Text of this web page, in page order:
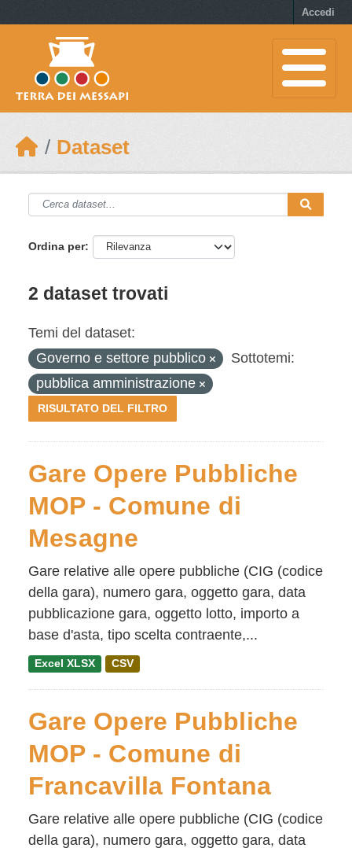
Accedi
Dataset
Ordina per
2 dataset trovati
Temi del dataset:
Governo e settore pubblico
Sottotemi:
pubblica amministrazione
RISULTATO DEL FILTRO
Gare Opere Pubbliche
MOP - Comune di
Mesagne
Gare relative alle opere pubbliche (CIG (codice
della gara), numero gara, oggetto gara, data
pubblicazione gara, oggetto lotto, importo a
base d'asta, tipo scelta contraente,...
Excel XLSX CSV
Gare Opere Pubbliche
MOP - Comune di
Francavilla Fontana
Gare relative alle opere pubbliche (CIG (codice
della gara), numero gara, oggetto gara, data